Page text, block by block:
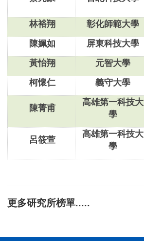
林裕翔
彰化師範大學
陳姵如
屏東科技大學
黃怡翔
元智大學
柯懷仁 義守大學
陳菁甫
高雄第一科技大
學
呂筱萱
高雄第一科技大
學
更多研究所榜單.....